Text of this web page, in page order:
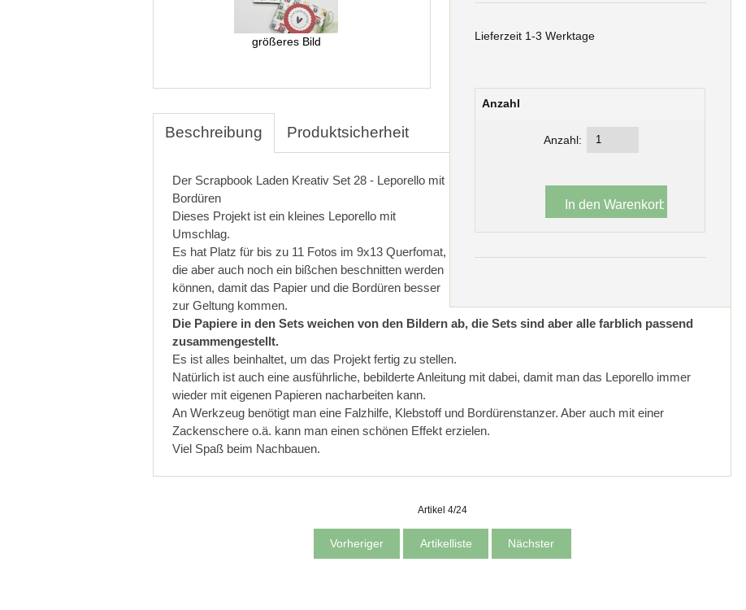
größeres Bild Lieferzeit 1-3 Werktage
Anzahl
Anzahl:
Beschreibung Produktsicherheit
Der Scrapbook Laden Kreativ Set 28 - Leporello mit
Bordüren
Dieses Projekt ist ein kleines Leporello mit
Umschlag.
Es hat Platz für bis zu 11 Fotos im 9x13 Querfomat,
die aber auch noch ein bißchen beschnitten werden
können, damit das Papier und die Bordüren besser
zur Geltung kommen.
Die Papiere in den Sets weichen von den Bildern ab, die Sets sind aber alle farblich passend
zusammengestellt.
Es ist alles beinhaltet, um das Projekt fertig zu stellen.
Natürlich ist auch eine ausführliche, bebilderte Anleitung mit dabei, damit man das Leporello immer
wieder mit eigenen Papieren nacharbeiten kann.
An Werkzeug benötigt man eine Falzhilfe, Klebstoff und Bordürenstanzer. Aber auch mit einer
Zackenschere o.ä. kann man einen schönen Effekt erzielen.
Viel Spaß beim Nachbauen.
Artikel 4/24
Vorheriger Artikelliste Nächster